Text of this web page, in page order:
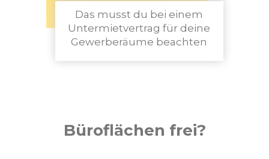
Das musst du bei einem
Untermietvertrag für deine
Gewerberäume beachten
Büroflächen frei?